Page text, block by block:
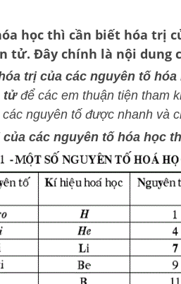
học thì cần biết hóa trị
tử. Đây chính là nội dung
trị của các nguyên tố hóa
tửđể các em thuận tiện tham
nguyên tố được nhanh và
các nguyên tố hóa học